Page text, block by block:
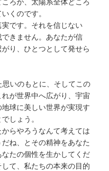
くのです。
です。それを信じない
きません。あなたが信
り、ひとつとして発せら
いのもとに、そしてこの
が世界中へ広がり、宇宙
球に美しい世界が実現す
しょう。
らやろうなんて考えては
ね、とその精神をあなた
たの個性を生かしてくだ
て、私たちの本来の目的